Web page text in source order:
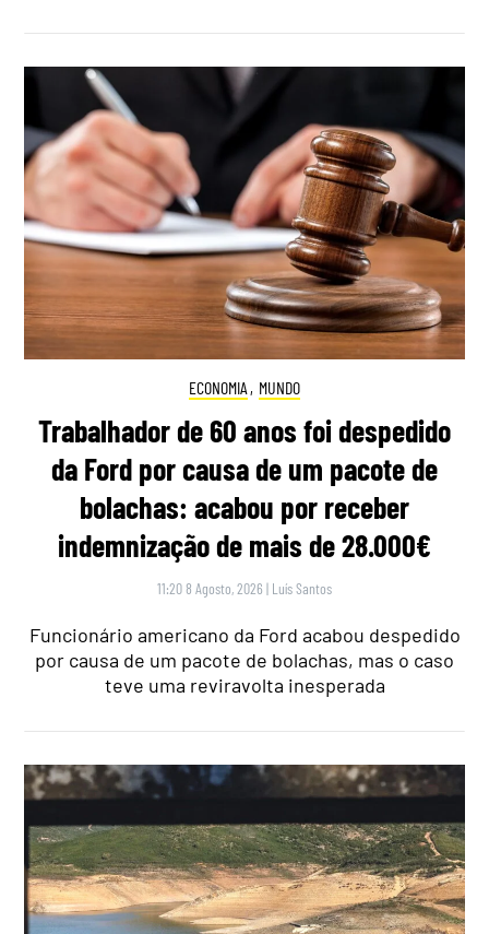
ECONOMIA , MUNDO
Trabalhador de 60 anos foi despedido
da Ford por causa de um pacote de
bolachas: acabou por receber
indemnização de mais de 28.000€
11:20 8 Agosto, 2026 | Luís Santos
Funcionário americano da Ford acabou despedido
por causa de um pacote de bolachas, mas o caso
teve uma reviravolta inesperada